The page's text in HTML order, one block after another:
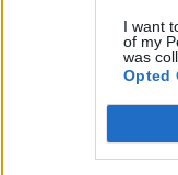
I want
of my
was
Opted
Ez a